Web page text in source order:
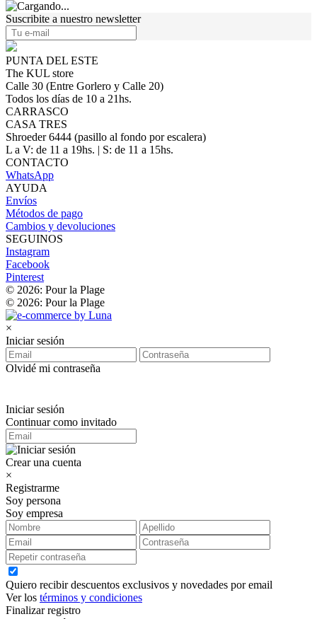
Suscribite a nuestro newsletter
PUNTA DEL ESTE
The KUL store
Calle 30 (Entre Gorlero y Calle 20)
Todos los días de 10 a 21hs.
CARRASCO
CASA TRES
Shroeder 6444 (pasillo al fondo por escalera)
L a V: de 11 a 19hs. | S: de 11 a 15hs.
CONTACTO
WhatsApp
AYUDA
Envíos
Métodos de pago
Cambios y devoluciones
SEGUINOS
Instagram
Facebook
Pinterest
© 2026: Pour la Plage
© 2026: Pour la Plage
×
Iniciar sesión
Olvidé mi contraseña
Iniciar sesión
Continuar como invitado
Crear una cuenta
×
Registrarme
Soy persona
Soy empresa
Quiero recibir descuentos exclusivos y novedades por email
Ver los términos y condiciones
Finalizar registro